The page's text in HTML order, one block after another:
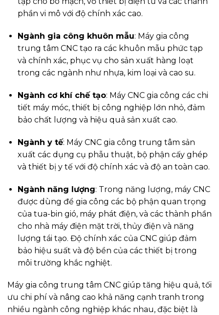
phần vi mô với độ chính xác cao.
Ngành gia công khuôn mẫu: Máy gia công
trung tâm CNC tạo ra các khuôn mẫu phức tạp
và chính xác, phục vụ cho sản xuất hàng loạt
trong các ngành như nhựa, kim loại và cao su.
Ngành cơ khí chế tạo: Máy CNC gia công các chi
tiết máy móc, thiết bị công nghiệp lớn nhỏ, đảm
bảo chất lượng và hiệu quả sản xuất cao.
Ngành y tế: Máy CNC gia công trung tâm sản
xuất các dụng cụ phẫu thuật, bộ phận cấy ghép
và thiết bị y tế với độ chính xác và độ an toàn cao.
Ngành năng lượng: Trong năng lượng, máy CNC
được dùng để gia công các bộ phận quan trọng
của tua-bin gió, máy phát điện, và các thành phần
cho nhà máy điện mặt trời, thủy điện và năng
lượng tái tạo. Độ chính xác của CNC giúp đảm
bảo hiệu suất và độ bền của các thiết bị trong
môi trường khắc nghiệt.
Máy gia công trung tâm CNC giúp tăng hiệu quả, tối
ưu chi phí và nâng cao khả năng cạnh tranh trong
nhiều ngành công nghiệp khác nhau, đặc biệt là